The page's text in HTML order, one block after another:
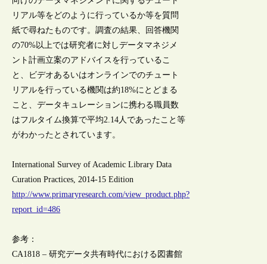
リアル等をどのように行っているか等を質問
紙で尋ねたものです。調査の結果、回答機関
の70%以上では研究者に対しデータマネジメ
ント計画立案のアドバイスを行っているこ
と、ビデオあるいはオンラインでのチュート
リアルを行っている機関は約18%にとどまる
こと、データキュレーションに携わる職員数
はフルタイム換算で平均2.14人であったこと等
がわかったとされています。
International Survey of Academic Library Data
Curation Practices, 2014-15 Edition
http://www.primaryresearch.com/view_product.php?
report_id=486
参考：
CA1818 – 研究データ共有時代における図書館